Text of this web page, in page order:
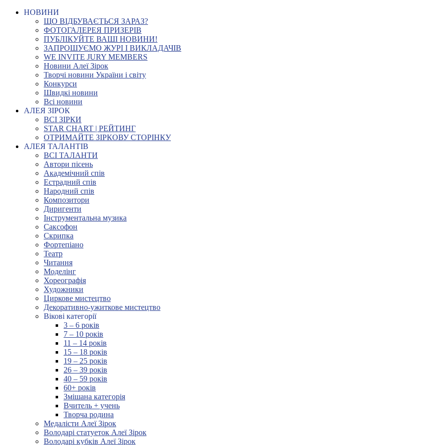
НОВИНИ
ЩО ВІДБУВАЄТЬСЯ ЗАРАЗ?
ФОТОГАЛЕРЕЯ ПРИЗЕРІВ
ПУБЛІКУЙТЕ ВАШІ НОВИНИ!
ЗАПРОШУЄМО ЖУРІ І ВИКЛАДАЧІВ
WE INVITE JURY MEMBERS
Новини Алеї Зірок
Творчі новини України і світу
Конкурси
Швидкі новини
Всі новини
АЛЕЯ ЗІРОК
ВСІ ЗІРКИ
STAR CHART | РЕЙТИНГ
ОТРИМАЙТЕ ЗІРКОВУ СТОРІНКУ
АЛЕЯ ТАЛАНТІВ
ВСІ ТАЛАНТИ
Автори пісень
Академічний спів
Естрадний спів
Народний спів
Композитори
Диригенти
Інструментальна музика
Саксофон
Скрипка
Фортепіано
Театр
Читання
Моделінг
Хореографія
Художники
Циркове мистецтво
Декоративно-ужиткове мистецтво
Вікові категорії
3 – 6 років
7 – 10 років
11 – 14 років
15 – 18 років
19 – 25 років
26 – 39 років
40 – 59 років
60+ років
Змішана категорія
Вчитель + учень
Творча родина
Медалісти Алеї Зірок
Володарі статуеток Алеї Зірок
Володарі кубків Алеї Зірок